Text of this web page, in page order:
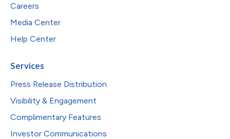
Careers
Media Center
Help Center
Services
Press Release Distribution
Visibility & Engagement
Complimentary Features
Investor Communications